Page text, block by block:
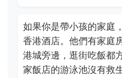
如果你是帶小孩的家庭
香港酒店。他們有家庭
港城旁邊，逛街吃飯都
家飯店的游泳池沒有救